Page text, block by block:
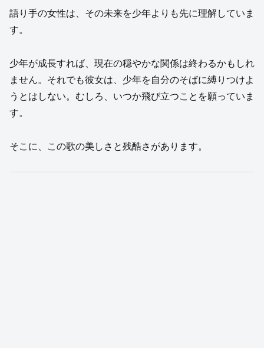
語り手の女性は、その未来を少年よりも先に理解していま
す。
少年が成長すれば、現在の穏やかな関係は終わるかもしれ
ません。それでも彼女は、少年を自分のそばに縛りつけよ
うとはしない。むしろ、いつか飛び立つことを願っていま
す。
そこに、この歌の美しさと残酷さがあります。